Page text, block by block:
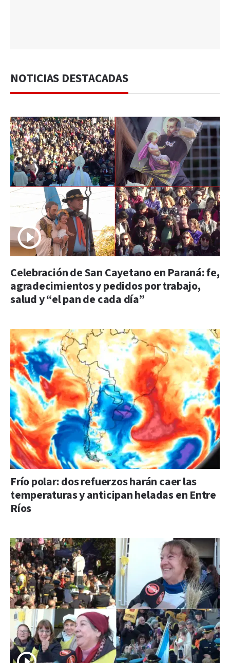
NOTICIAS DESTACADAS
Celebración de San Cayetano en Paraná: fe,
agradecimientos y pedidos por trabajo,
salud y “el pan de cada día”
Frío polar: dos refuerzos harán caer las
temperaturas y anticipan heladas en Entre
Ríos